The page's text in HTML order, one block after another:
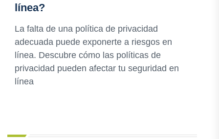
línea?
La falta de una política de privacidad
adecuada puede exponerte a riesgos en
línea. Descubre cómo las políticas de
privacidad pueden afectar tu seguridad en
línea